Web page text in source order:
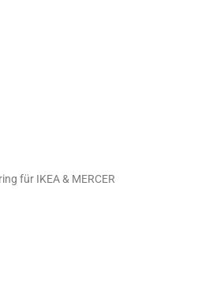
für IKEA & MERCER